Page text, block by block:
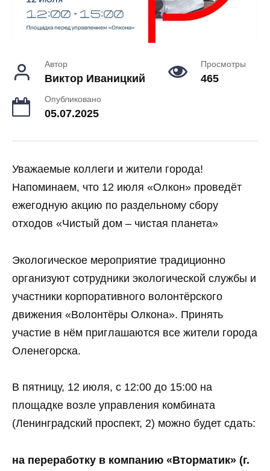
Автор
Виктор Иваницкий
Просмотры
465
Опубликовано
05.07.2025
Уважаемые коллеги и жители города!
Напоминаем, что 12 июля «Олкон» проведёт
ежегодную акцию по раздельному сбору
отходов «Чистый дом – чистая планета»
Экологическое мероприятие традиционно
организуют сотрудники экологической службы и
участники корпоративного волонтёрского
движения «Волонтёры Олкона». Принять
участие в нём приглашаются все жители города
Оленегорска.
В пятницу, 12 июля, с 12:00 до 15:00 на
площадке возле управления комбината
(Ленинградский проспект, 2) можно будет сдать:
на переработку в компанию «Вторматик» (г.